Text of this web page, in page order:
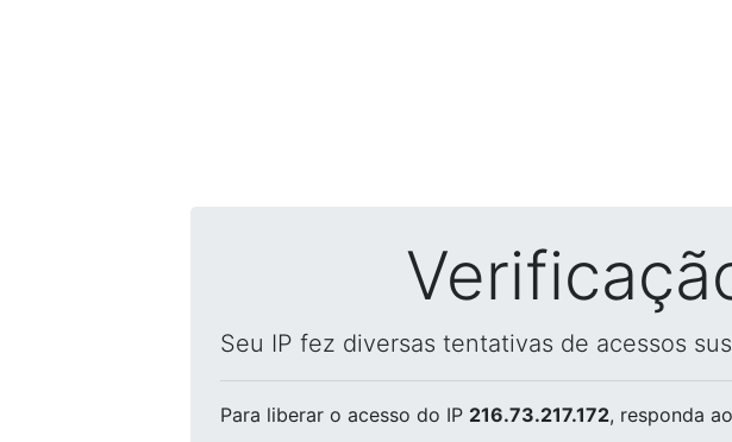
Seu IP fez diversas tentativas de acessos
Para liberar o acesso do IP 216.73.217.172, responda